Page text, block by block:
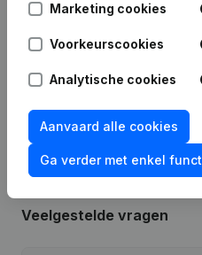
Datum
enz...)
Veelgestelde vragen
Marketing cookies
Voorkeurscookies
Analytische cookies
Aanvaard alle cookies
Ga verder met enkel